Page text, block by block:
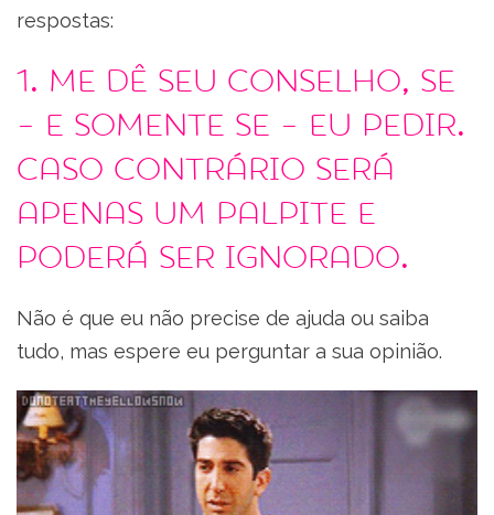
respostas:
1. Me dê seu conselho, se
– e SOMENTE se – eu pedir.
Caso contrário será
apenas um palpite e
poderá ser ignorado.
Não é que eu não precise de ajuda ou saiba
tudo, mas espere eu perguntar a sua opinião.